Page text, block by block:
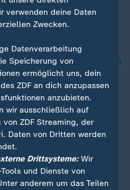
konkrete Vorschläge zu
gesenkt werden sollen.
stehen drei Werke in
Zehntausende Menschen
verlieren, Gehaltskürzungen
erwartet:Die Zahlen zur
im Sommer-Quartal
(BIP) wie
geschrumpft sein, würde die
in eine sogenannte
verwenden deine Daten
Zwecken.
Datenverarbeitung
Speicherung von
ermöglicht uns, dein
ZDF an dich anzupassen
anzubieten.
wir ausschließlich auf
von ZDF Streaming, der
Daten von Dritten werden
Drittsysteme:Wir
und Dienste von
anderem um das Teilen